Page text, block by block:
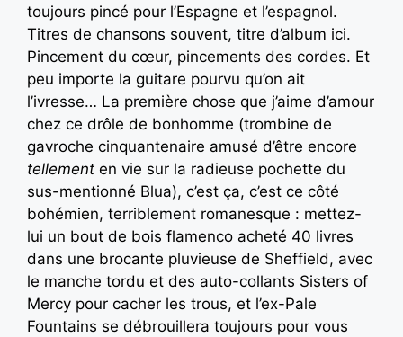
toujours pincé pour l’Espagne et l’espagnol.
Titres de chansons souvent, titre d’album ici.
Pincement du cœur, pincements des cordes. Et
peu importe la guitare pourvu qu’on ait
l’ivresse… La première chose que j’aime d’amour
chez ce drôle de bonhomme (trombine de
gavroche cinquantenaire amusé d’être encore
tellement en vie sur la radieuse pochette du
sus-mentionné Blua), c’est ça, c’est ce côté
bohémien, terriblement romanesque : mettez-
lui un bout de bois flamenco acheté 40 livres
dans une brocante pluvieuse de Sheffield, avec
le manche tordu et des auto-collants Sisters of
Mercy pour cacher les trous, et l’ex-Pale
Fountains se débrouillera toujours pour vous